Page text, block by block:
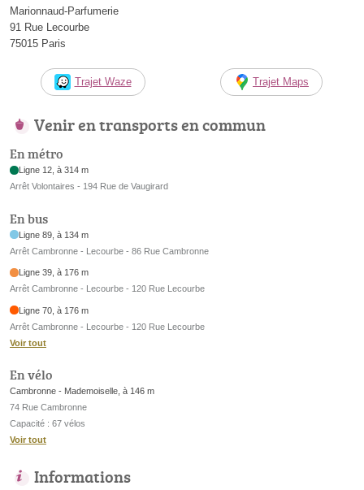
Marionnaud-Parfumerie
91 Rue Lecourbe
75015 Paris
Trajet Waze Trajet Maps
Venir en transports en commun
En métro
Ligne 12, à 314 m
Arrêt Volontaires - 194 Rue de Vaugirard
En bus
Ligne 89, à 134 m
Arrêt Cambronne - Lecourbe - 86 Rue Cambronne
Ligne 39, à 176 m
Arrêt Cambronne - Lecourbe - 120 Rue Lecourbe
Ligne 70, à 176 m
Arrêt Cambronne - Lecourbe - 120 Rue Lecourbe
Voir tout
En vélo
Cambronne - Mademoiselle, à 146 m
74 Rue Cambronne
Capacité : 67 vélos
Voir tout
Informations